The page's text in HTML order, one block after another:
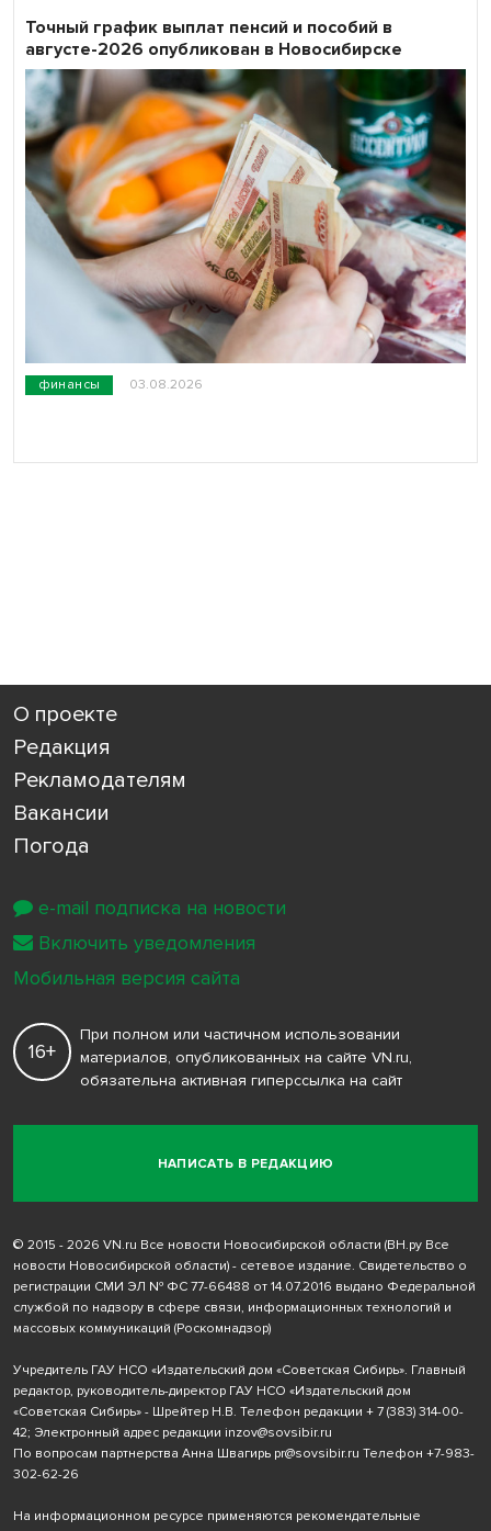
финансы 03.08.2026
Точный график выплат пенсий и пособий в
августе-2026 опубликован в Новосибирске
О проекте
Редакция
Рекламодателям
Вакансии
Погода
НАПИСАТЬ В РЕДАКЦИЮ
16+
При полном или частичном использовании
материалов, опубликованных на сайте VN.ru,
обязательна активная гиперссылка на сайт
© 2015 - 2026 VN.ru Все новости Новосибирской области (ВН.ру Все
новости Новосибирской области) - сетевое издание. Свидетельство о
регистрации СМИ ЭЛ № ФС 77-66488 от 14.07.2016 выдано Федеральной
службой по надзору в сфере связи, информационных технологий и
массовых коммуникаций (Роскомнадзор)
Учредитель ГАУ НСО «Издательский дом «Советская Сибирь». Главный
редактор, руководитель-директор ГАУ НСО «Издательский дом
«Советская Сибирь» - Шрейтер Н.В. Телефон редакции + 7 (383) 314-00-
42; Электронный адрес редакции inzov@sovsibir.ru
По вопросам партнерства Анна Швагирь pr@sovsibir.ru Телефон +7-983-
302-62-26
На информационном ресурсе применяются рекомендательные
e-mail подписка на новости
Включить уведомления
Мобильная версия сайта